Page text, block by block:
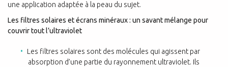
une application adaptée à la peau du sujet.
Les filtres solaires et écrans minéraux : un savant mélange pour
couvrir tout l’ultraviolet
Les filtres solaires sont des molécules qui agissent par
absorption d’une partie du rayonnement ultraviolet. Ils